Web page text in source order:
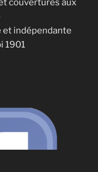
couvertures aux
et indépendante
1901